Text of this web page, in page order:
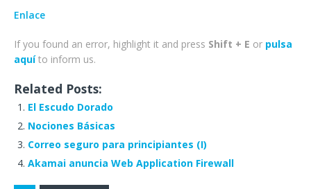
Enlace
If you found an error, highlight it and press Shift + E or pulsa
aquíto inform us.
Related Posts:
El Escudo Dorado
Nociones Básicas
Correo seguro para principiantes (I)
Akamai anuncia Web Application Firewall